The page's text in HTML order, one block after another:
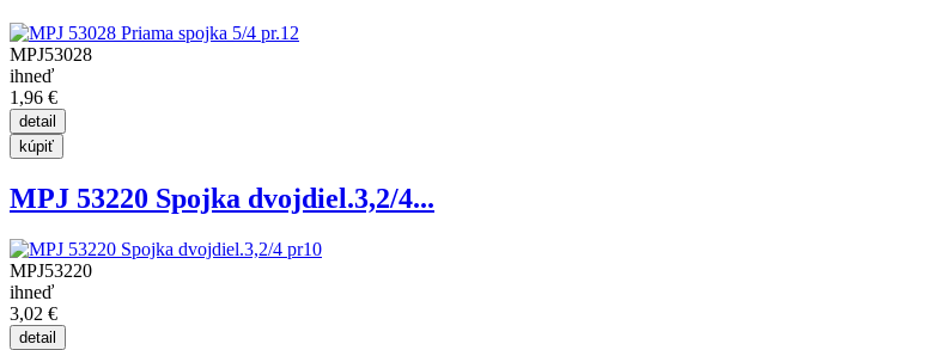
MPJ53028
ihneď
1,96 €
MPJ 53220 Spojka dvojdiel.3,2/4...
MPJ53220
ihneď
3,02 €